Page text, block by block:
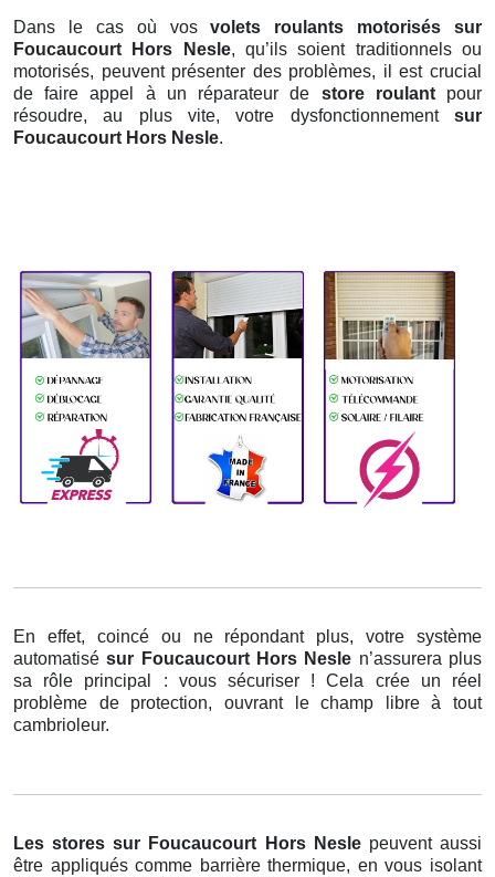
Dans le cas où vosvolets roulants motorisés sur
Foucaucourt Hors Nesle, qu’ils soient traditionnels ou
motorisés, peuvent présenter des problèmes, il est crucial
de faire appel à un réparateur de store roulantpour
résoudre, au plus vite, votre dysfonctionnement sur
Foucaucourt Hors Nesle.
En effet, coincé ou ne répondant plus, votre système
automatisésur Foucaucourt Hors Nesle n’assurera plus
sa rôle principal : vous sécuriser ! Cela crée un réel
problème de protection, ouvrant le champ libre à tout
cambrioleur.
Les stores sur Foucaucourt Hors Nesle peuvent aussi
être appliqués comme barrière thermique, en vous isolant